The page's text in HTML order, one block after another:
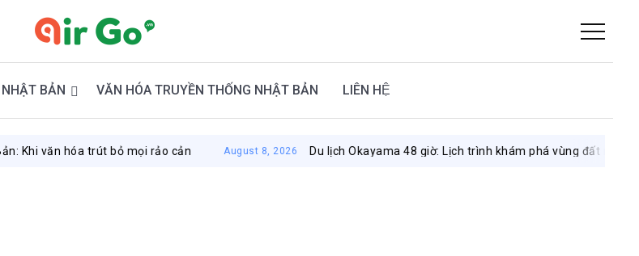
BẢN VĂN HÓA TRUYỀN THỐNG NHẬT BẢN LIÊN HỆ
bỏ mọi rảo cản August 8, 2026 Du lịch Okayama 48 giờ: Lịch trình khám phá vùng đất mặt trời August 8,